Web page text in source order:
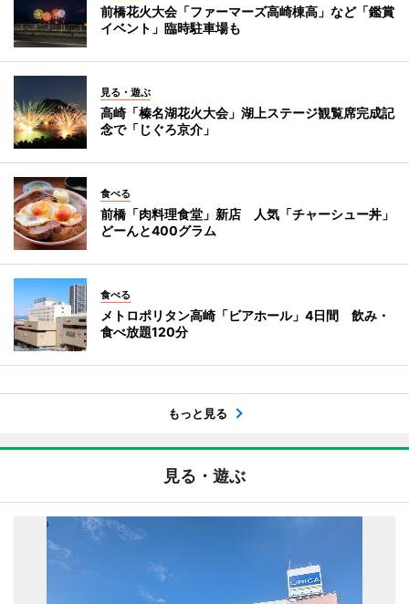
前橋花火大会「ファーマーズ高崎棟高」など「鑑賞
イベント」臨時駐車場も
見る・遊ぶ
高崎「榛名湖花火大会」湖上ステージ観覧席完成記
念で「じぐろ京介」
食べる
前橋「肉料理食堂」新店 人気「チャーシュー丼」
どーんと400グラム
食べる
メトロポリタン高崎「ビアホール」4日間 飲み・
食べ放題120分
もっと見る
見る・遊ぶ